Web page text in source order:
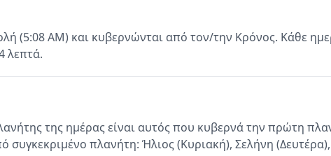
(5:08 AM) και κυβερνώνται από τον/την Κρόνος. Κάθε
λεπτά.
της ημέρας είναι αυτός που κυβερνά την πρώτη
πλανήτη: Ήλιος (Κυριακή), Σελήνη